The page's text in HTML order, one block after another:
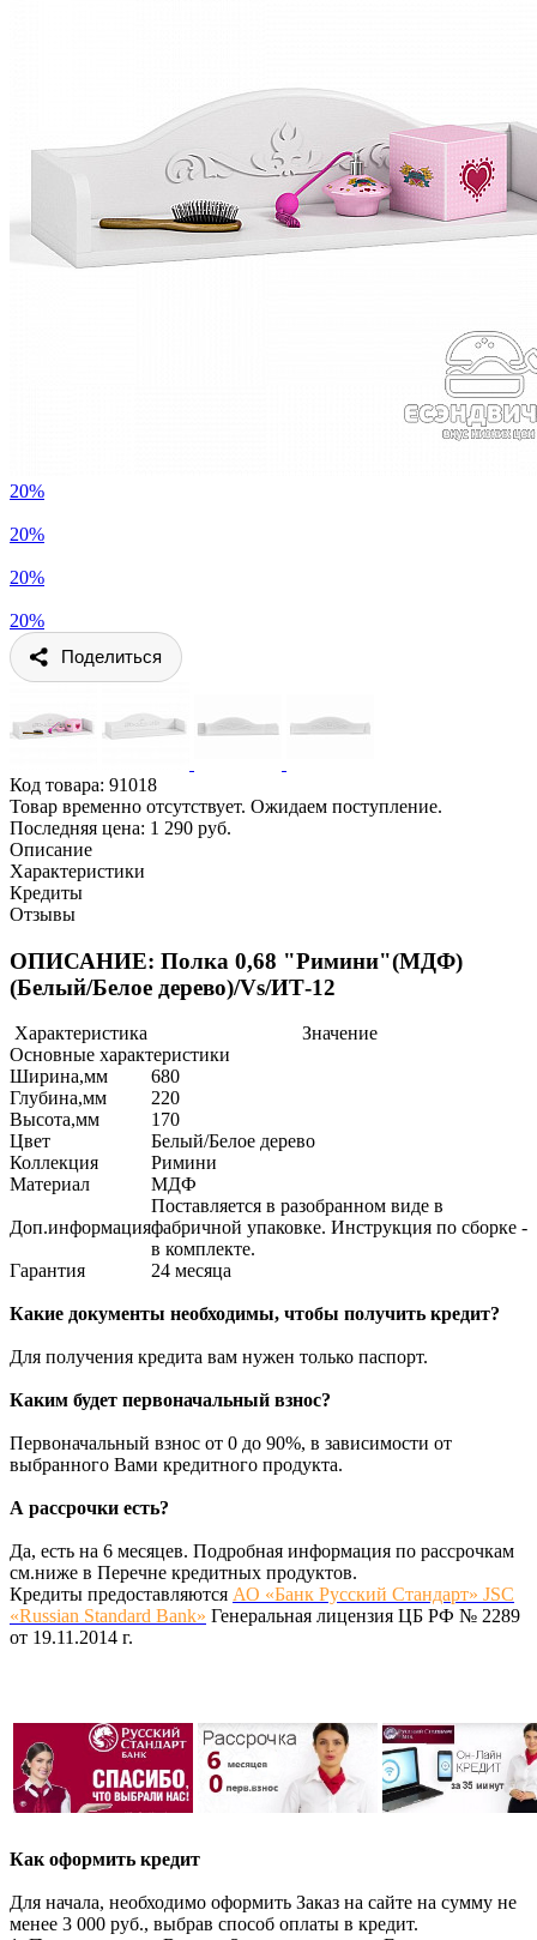
20%
20%
20%
20%
Поделиться
Код товара: 91018
Товар временно отсутствует. Ожидаем поступление.
Последняя цена: 1 290 руб.
Описание
Характеристики
Кредиты
Отзывы
ОПИСАНИЕ: Полка 0,68 "Римини"(МДФ)
(Белый/Белое дерево)/Vs/ИТ-12
Характеристика
Значение
Основные характеристики
Ширина,мм
680
Глубина,мм
220
Высота,мм
170
Цвет
Белый/Белое дерево
Коллекция
Римини
Материал
МДФ
Доп.информация
Поставляется в разобранном виде в
фабричной упаковке. Инструкция по сборке -
в комплекте.
Гарантия
24 месяца
Какие документы необходимы, чтобы получить кредит?
Для получения кредита вам нужен только паспорт.
Каким будет первоначальный взнос?
Первоначальный взнос от 0 до 90%, в зависимости от
выбранного Вами кредитного продукта.
А рассрочки есть?
Да, есть на 6 месяцев. Подробная информация по рассрочкам
см.ниже в Перечне кредитных продуктов.
Кредиты предоставляются АО «Банк Русский Стандарт» JSC
«Russian Standard Bank» Генеральная лицензия ЦБ РФ № 2289
от 19.11.2014 г.
Как оформить кредит
Для начала, необходимо оформить Заказ на сайте на сумму не
менее 3 000 руб., выбрав способ оплаты в кредит.